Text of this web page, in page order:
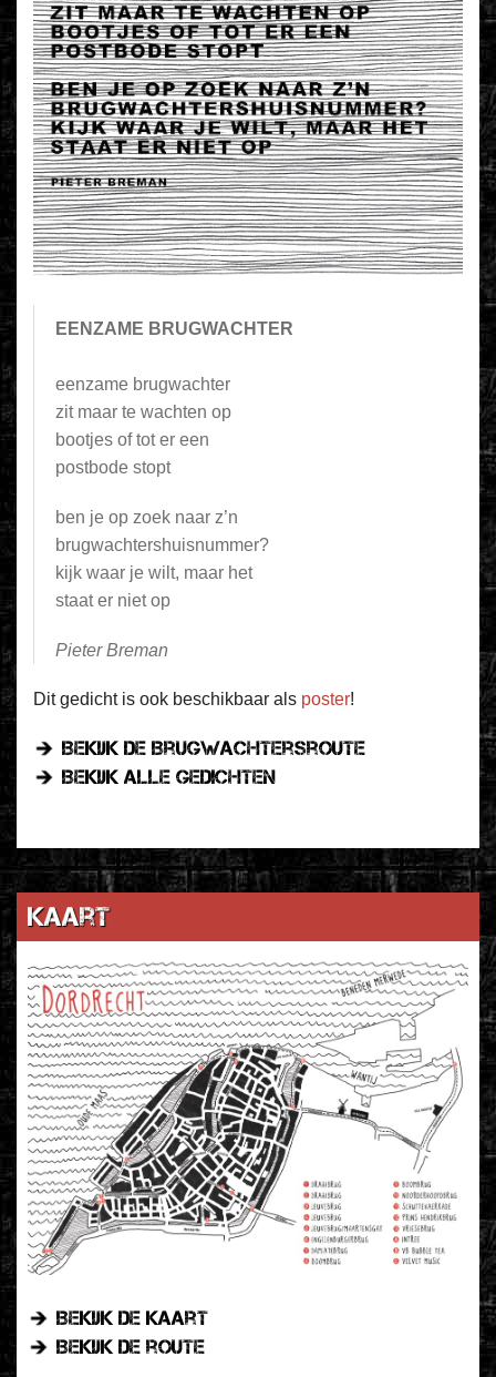
EENZAME BRUGWACHTER
eenzame brugwachter
zit maar te wachten op
bootjes of tot er een
postbode stopt
ben je op zoek naar z’n
brugwachtershuisnummer?
kijk waar je wilt, maar het
staat er niet op
Pieter Breman
Dit gedicht is ook beschikbaar als poster!
Bekijk de Brugwachtersroute
Bekijk alle gedichten
Kaart
Bekijk de kaart
Bekijk de route